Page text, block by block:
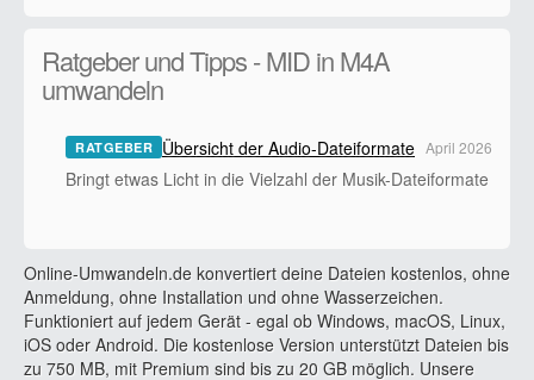
Ratgeber und Tipps - MID in M4A
umwandeln
RATGEBER Übersicht der Audio-Dateiformate April 2026
Bringt etwas Licht in die Vielzahl der Musik-Dateiformate
Online-Umwandeln.de konvertiert deine Dateien kostenlos, ohne
Anmeldung, ohne Installation und ohne Wasserzeichen.
Funktioniert auf jedem Gerät - egal ob Windows, macOS, Linux,
iOS oder Android. Die kostenlose Version unterstützt Dateien bis
zu 750 MB, mit Premium sind bis zu 20 GB möglich. Unsere